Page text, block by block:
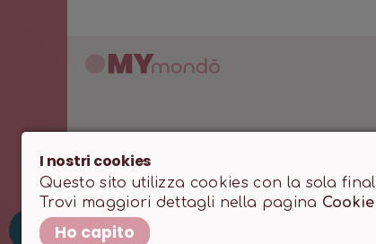
M
MONDO SSD SRL • P.IVA 12466200966 • Capitale
Powered by
I nostri cookies
Questo sito utilizza cookies con la sola
Trovi maggiori dettagli nella pagina
Ho capito